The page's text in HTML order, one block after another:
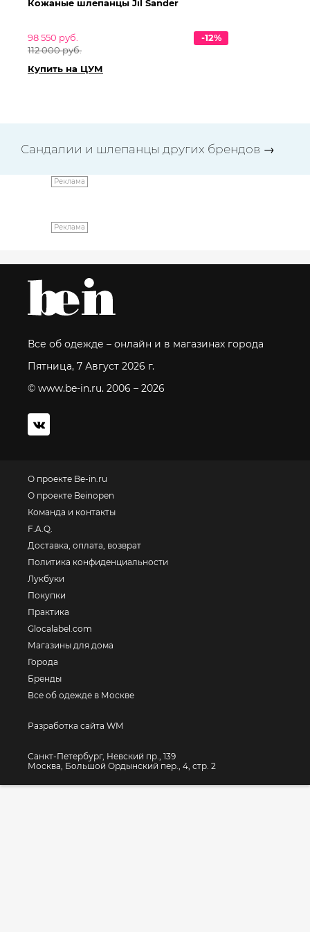
Кожаные шлепанцы Jil Sander
98 550 руб.
112 000 руб.
-12%
Купить на ЦУМ
Сандалии и шлепанцы других брендов →
Реклама
Реклама
Все об одежде – онлайн и в магазинах города
Пятница, 7 Август 2026 г.
© www.be-in.ru. 2006 – 2026
О проекте Be-in.ru
О проекте Beinopen
Команда и контакты
F.A.Q.
Доставка, оплата, возврат
Политика конфиденциальности
Лукбуки
Покупки
Практика
Glocalabel.com
Магазины для дома
Города
Бренды
Все об одежде в Москве
Разработка сайта WM
Санкт-Петербург, Невский пр., 139
Москва, Большой Ордынский пер., 4, стр. 2